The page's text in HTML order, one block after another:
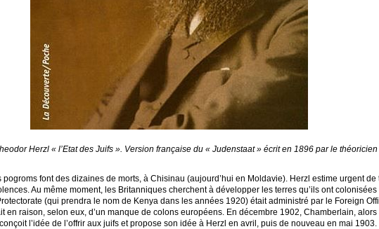
Herzl « l’Etat des Juifs ». Version française du « Judenstaat » écrit en 1896 par le
pogroms font des dizaines de morts, à Chisinau (aujourd’hui en Moldavie). Herzl estime urgent
Au même moment, les Britanniques cherchent à développer les terres qu’ils ont colonisées
(qui prendra le nom de Kenya dans les années 1920) était administré par le Foreign
en raison, selon eux, d’un manque de colons européens. En décembre 1902, Chamberlain,
l’idée de l’offrir aux juifs et propose son idée à Herzl en avril, puis de nouveau en mai 1903.